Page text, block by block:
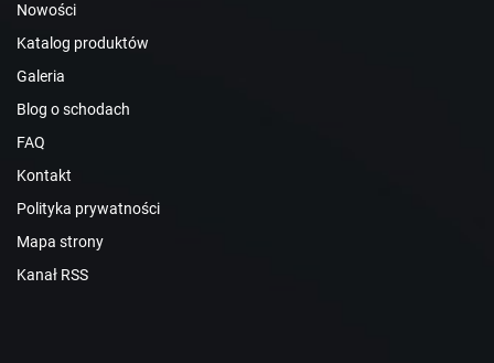
Nowości
Katalog produktów
Galeria
Blog o schodach
FAQ
Kontakt
Polityka prywatności
Mapa strony
Kanał RSS